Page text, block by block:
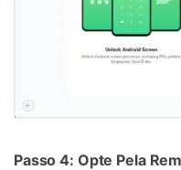
Passo 4: Opte Pela